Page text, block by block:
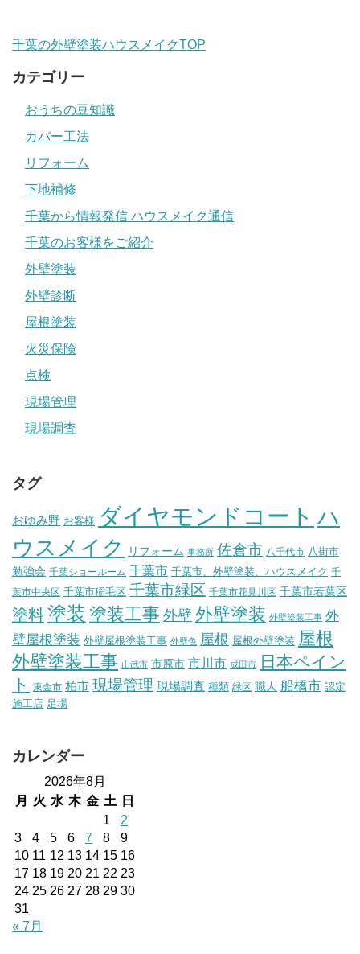
千葉の外壁塗装ハウスメイクTOP
カテゴリー
おうちの豆知識
カバー工法
リフォーム
下地補修
千葉から情報発信 ハウスメイク通信
千葉のお客様をご紹介
外壁塗装
外壁診断
屋根塗装
火災保険
点検
現場管理
現場調査
タグ
おゆみ野 お客様 ダイヤモンドコート ハ
ウスメイク
リフォーム 事務所 佐倉市 八千代市 八街市
勉強会 千葉ショールーム 千葉市 千葉市、外壁塗装、ハウスメイク 千
葉市中央区 千葉市稲毛区 千葉市緑区 千葉市花見川区 千葉市若葉区
塗料塗装 塗装工事 外壁 外壁塗装 外壁塗装工事 外
壁屋根塗装 外壁屋根塗装工事 外壁色 屋根 屋根外壁塗装 屋根
外壁塗装工事 山武市 市原市 市川市 成田市
日本ペイン
ト
東金市 柏市 現場管理 現場調査 種類 緑区 職人 船橋市 認定
施工店 足場
カレンダー
2026年8月
月
火 水 木 金 土
日
1
2
3
4 5 6 7 8
9
10 11 12 13 14 15 16
17 18 19 20 21 22 23
24 25 26 27 28 29 30
31
« 7月